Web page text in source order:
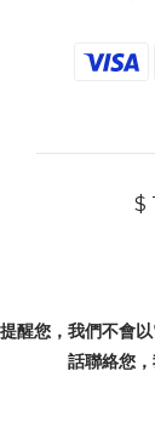
$
提醒您，我們不會
話聯絡您